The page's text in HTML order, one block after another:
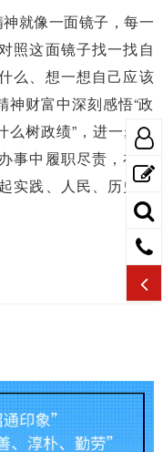
就像一面镜子，每一
照这面镜子找一找自
么、想一想自己应该
神财富中深刻感悟“政
树政绩”，进一步树
事中履职尽责，在推
实践、人民、历史检